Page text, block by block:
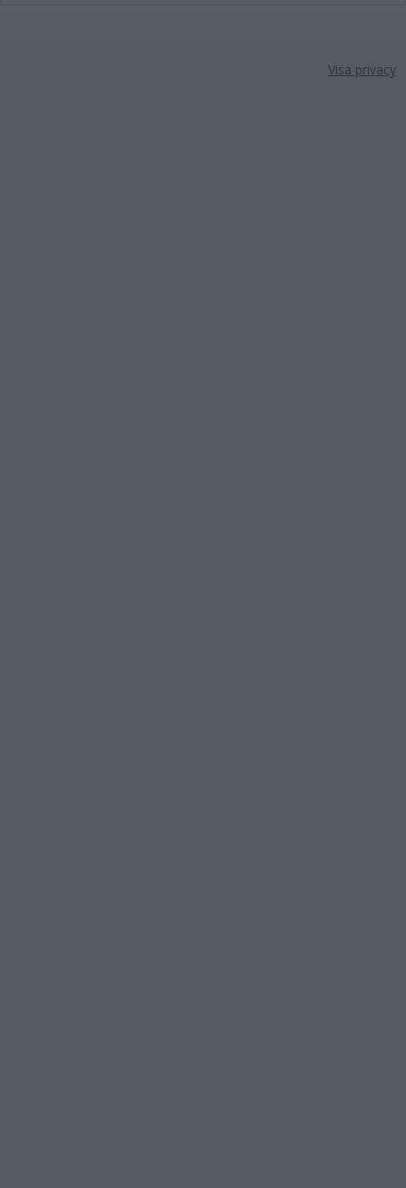
Visa privacy